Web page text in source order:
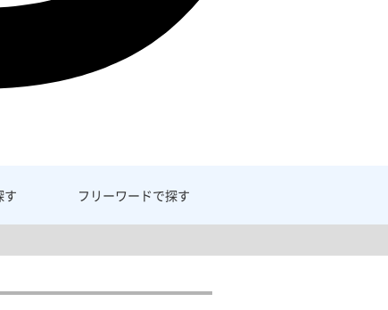
す フリーワードで探す